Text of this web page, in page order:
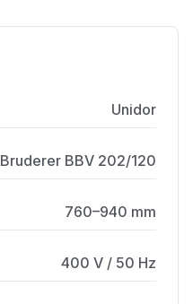
Unidor
Bruderer BBV 202/120
760–940 mm
400 V / 50 Hz